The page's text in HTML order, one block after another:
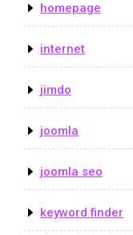
homepage
internet
jimdo
joomla
joomla seo
keyword finder